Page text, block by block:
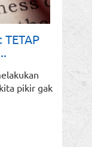
TETAP
pikir gak